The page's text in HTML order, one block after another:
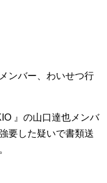
ンバー、わいせつ行
』の山口達也メンバ
要した疑いで書類送